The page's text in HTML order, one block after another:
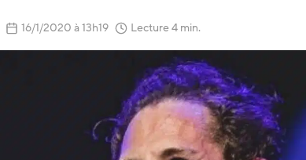
16/1/2020 (Mis à jour le)
à 13h19 Lecture 4 min.